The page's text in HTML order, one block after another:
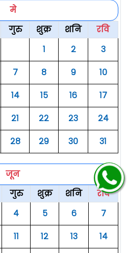
मे
गुरु शुक्र शनि
रवि
१
२
३
७ ८ ९
१०
१४ १५ १६
१७
२१ २२ २३
२४
२८ २९ ३० ३१
जून
गुरु शुक्र शनि
रवि
४ ५ ६
७
११ १२ १३
१४